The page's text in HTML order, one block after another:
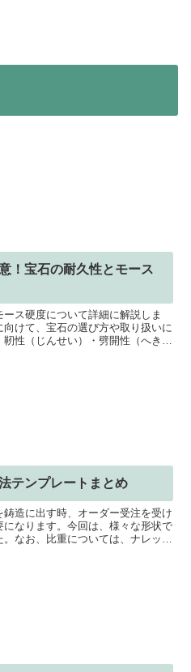
！宝石の耐久性とモース
ス硬度について詳細に解説しま
けて、宝石の選び方や取り扱いに
性（じんせい）・劈開性（へきか
テンプレートまとめ
造に出す時、オーダー受注を受け
なります。今回は、様々な形状で
なお、比重については、ナレッジ